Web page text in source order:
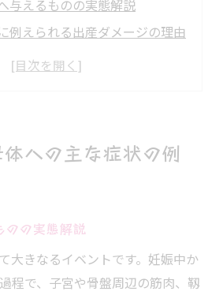
与えるものの実態解説
例えられる出産ダメージの理由
がボロボロと感じる原因とは
出産へ及ぼす影響解説
クを高める妊娠中の注意点
の行動が出産全治に及ぼす関係
への主な症状の例
のの実態解説
大きなるイベントです。妊娠中か
程で、子宮や骨盤周辺の筋肉、靱